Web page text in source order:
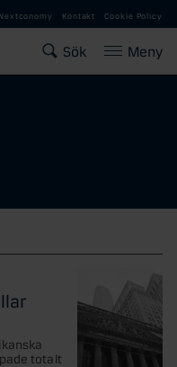
till huvudinnehåll
Kontakt Cookie Policy
Sök Meny
totalt